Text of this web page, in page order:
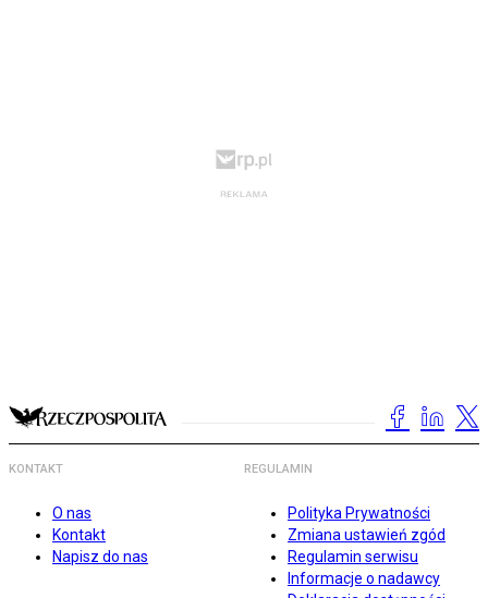
KONTAKT
O nas
Kontakt
Napisz do nas
REGULAMIN
Polityka Prywatności
Zmiana ustawień zgód
Regulamin serwisu
Informacje o nadawcy